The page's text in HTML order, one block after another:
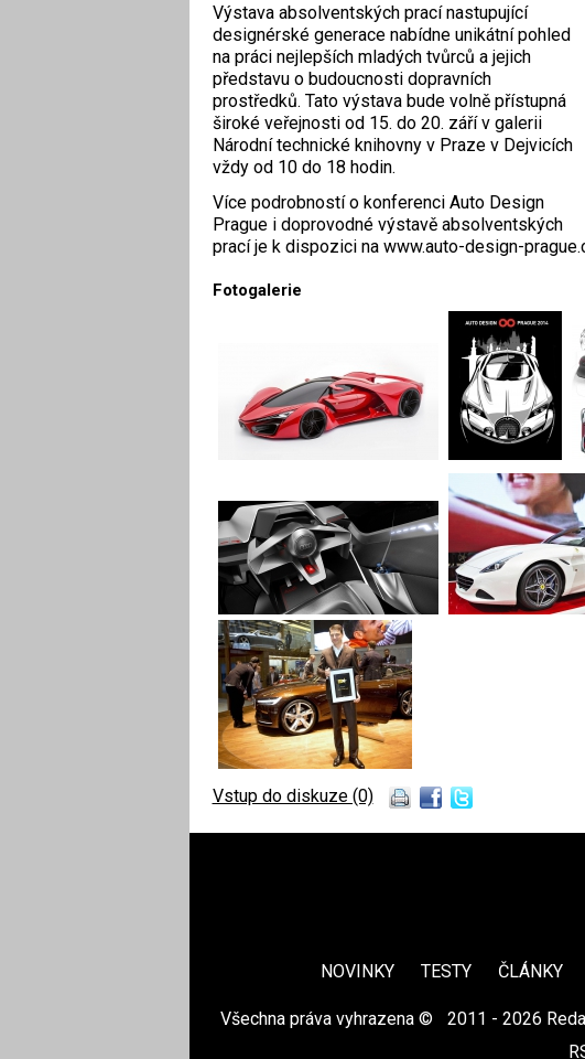
Výstava absolventských prací nastupující
designérské generace nabídne unikátní pohled
na práci nejlepších mladých tvůrců a jejich
představu o budoucnosti dopravních
prostředků. Tato výstava bude volně přístupná
široké veřejnosti od 15. do 20. září v galerii
Národní technické knihovny v Praze v Dejvicích
vždy od 10 do 18 hodin.
Více podrobností o konferenci Auto Design
Prague i doprovodné výstavě absolventských
prací je k dispozici na www.auto-design-
Fotogalerie
Vstup do diskuze (0)
NOVINKY TESTY ČLÁNKY
Všechna práva vyhrazena © 2011 - 2026